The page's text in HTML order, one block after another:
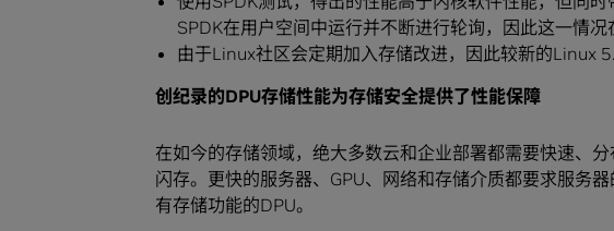
SPDK在用户空间中运行并不断进行轮询，因此这一情况
由于Linux社区会定期加入存储改进，因此较新的Linux
创纪录的DPU存储性能为存储安全提供了性能保障
在如今的存储领域，绝大多数云和企业部署都需要快速、
闪存。更快的服务器、GPU、网络和存储介质都要求服务
有存储功能的DPU。